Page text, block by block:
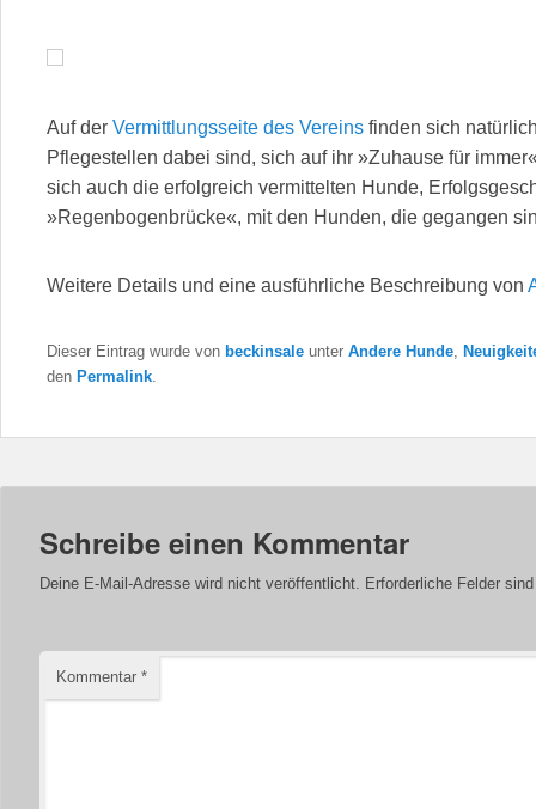
Auf der Vermittlungsseite des Vereins finden sich
Pflegestellen dabei sind, sich auf ihr »Zuhause für
sich auch die erfolgreich vermittelten Hunde,
»Regenbogenbrücke«, mit den Hunden, die gegangen
Weitere Details und eine ausführliche Beschreibung von
Dieser Eintrag wurde von beckinsale unter Andere Hunde
den Permalink
Schreibe einen Kommentar
Deine E-Mail-Adresse wird nicht veröffentlicht. Erforderliche Felder
Kommentar *